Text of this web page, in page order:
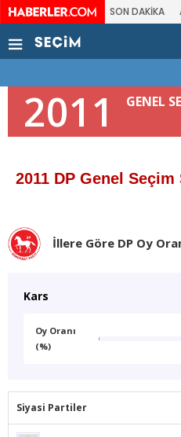
SON DAKİKA
2011 GENEL
2011 DP Genel Seçim
İllere Göre DP Oy
Kars
Oy Oranı
(%)
Siyasi Partiler